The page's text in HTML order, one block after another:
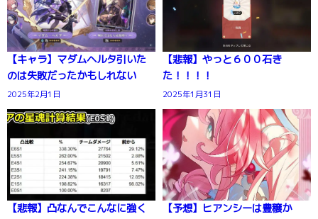
【キャラ】マダムヘルタ引いた
のは失敗だったかもしれない
2025年2月1日
【悲報】やっと６００石き
た！！！！
2025年1月31日
【悲報】凸なんでこんなに強く
【予想】ヒアンシーは豊穣か